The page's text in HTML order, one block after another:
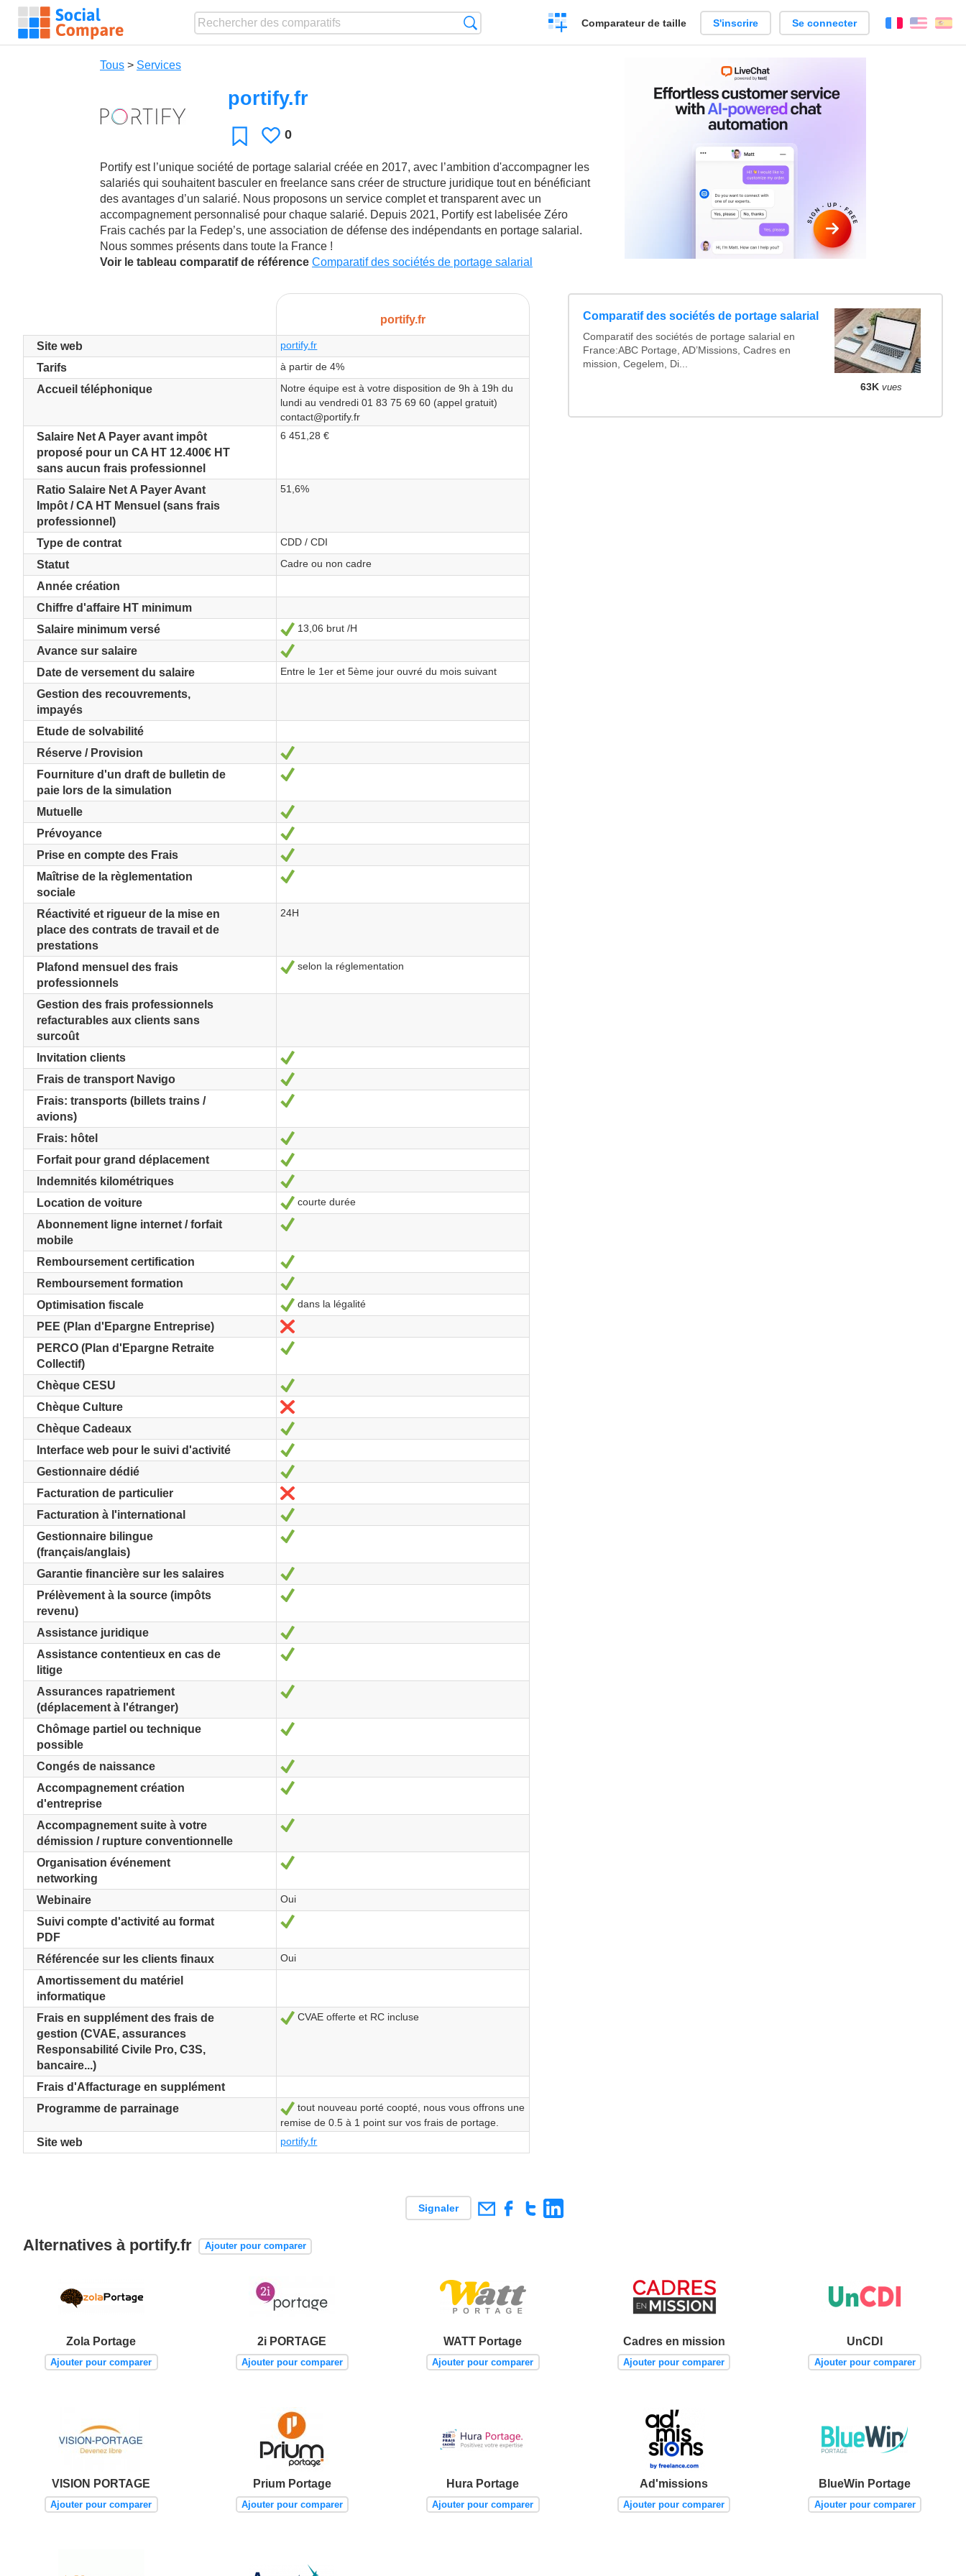
Créer
un
Comparateur de taille S'inscrire Se connecter FrançaisEnglish
Tous > Services
portify.fr
Favori J'aime
0
Portify est l’unique société de portage salarial créée en 2017, avec l’ambition d'accompagner les
salariés qui souhaitent basculer en freelance sans créer de structure juridique tout en bénéficiant
des avantages d’un salarié. Nous proposons un service complet et transparent avec un
accompagnement personnalisé pour chaque salarié. Depuis 2021, Portify est labelisée Zéro
Frais cachés par la Fedep’s, une association de défense des indépendants en portage salarial.
Nous sommes présents dans toute la France !
Voir le tableau comparatif de référence Comparatif des sociétés de portage salarial
portify.fr
Site web portify.fr
Tarifs à partir de 4%
Accueil téléphonique
Notre équipe est à votre disposition de 9h à 19h du
lundi au vendredi 01 83 75 69 60 (appel gratuit)
contact@portify.fr
Salaire Net A Payer avant impôt
proposé pour un CA HT 12.400€ HT
sans aucun frais professionnel
6 451,28 €
Ratio Salaire Net A Payer Avant
Impôt / CA HT Mensuel (sans frais
professionnel)
51,6%
Type de contrat CDD / CDI
Statut Cadre ou non cadre
Année création
Chiffre d'affaire HT minimum
Salaire minimum versé
Oui
13,06 brut /H
Avance sur salaire
Date de versement du salaire Entre le 1er et 5ème jour ouvré du mois suivant
Gestion des recouvrements,
impayés
Etude de solvabilité
Réserve / Provision
Fourniture d'un draft de bulletin de
paie lors de la simulation
Oui
Mutuelle
Prévoyance Oui
Prise en compte des Frais
Maîtrise de la règlementation
sociale
Oui
Réactivité et rigueur de la mise en
place des contrats de travail et de
prestations
24H
Plafond mensuel des frais
professionnels
Oui
selon la réglementation
Gestion des frais professionnels
refacturables aux clients sans
surcoût
Invitation clients
Oui
Frais de transport Navigo
Frais: transports (billets trains /
avions)
Frais: hôtel
Forfait pour grand déplacement Oui
Indemnités kilométriques
Location de voiture Oui
courte durée
Abonnement ligne internet / forfait
mobile
Remboursement certification Oui
Remboursement formation
Optimisation fiscale Oui
dans la légalité
PEE (Plan d'Epargne Entreprise) Non
PERCO (Plan d'Epargne Retraite
Collectif)
Oui
Chèque CESU
Chèque Culture Non
Chèque Cadeaux
Interface web pour le suivi d'activité Oui
Gestionnaire dédié
Facturation de particulier Non
Facturation à l'international
Gestionnaire bilingue
(français/anglais)
Oui
Garantie financière sur les salaires
Prélèvement à la source (impôts
revenu)
Oui
Assistance juridique
Assistance contentieux en cas de
litige
Oui
Assurances rapatriement
(déplacement à l'étranger)
Chômage partiel ou technique
possible
Oui
Congés de naissance
Accompagnement création
d'entreprise
Oui
Accompagnement suite à votre
démission / rupture conventionnelle
Organisation événement
networking
Oui
Webinaire Oui
Suivi compte d'activité au format
PDF
Oui
Référencée sur les clients finaux Oui
Amortissement du matériel
informatique
Frais en supplément des frais de
gestion (CVAE, assurances
Responsabilité Civile Pro, C3S,
bancaire...)
Oui
CVAE offerte et RC incluse
Frais d'Affacturage en supplément
Programme de parrainage
Oui
tout nouveau porté coopté, nous vous offrons une
remise de 0.5 à 1 point sur vos frais de portage.
Site web portify.fr
Comparatif des sociétés de portage salarial
Comparatif des sociétés de portage salarial en
France:ABC Portage, AD’Missions, Cadres en
mission, Cegelem, Di...
63K vues
Signaler
Alternatives à portify.fr Ajouter pour comparer
Zola Portage
Ajouter pour comparer
2i PORTAGE
Ajouter pour comparer
WATT Portage
Ajouter pour comparer
Cadres en mission
Ajouter pour comparer
UnCDI
Ajouter pour comparer
VISION PORTAGE
Ajouter pour comparer
Prium Portage
Ajouter pour comparer
Hura Portage
Ajouter pour comparer
Ad'missions
Ajouter pour comparer
BlueWin Portage
Ajouter pour comparer